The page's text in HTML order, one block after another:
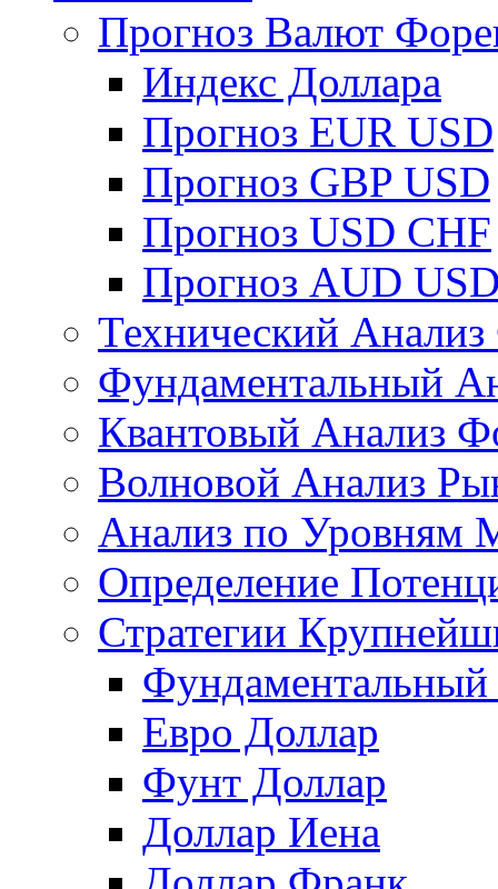
Прогноз Валют
Индекс Доллара
Прогноз EUR USD
Прогноз GBP USD
Прогноз USD CHF
Прогноз AUD
Технический
Фундаментальный
Квантовый Анализ
Волновой Анализ
Анализ по Уровням
Определение
Стратегии
Евро Доллар
Фунт Доллар
Доллар Иена